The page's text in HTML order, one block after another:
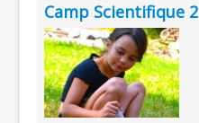
Camp Scientifique 2